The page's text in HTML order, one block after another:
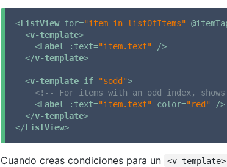
<ListView for="item in listOfItems" @
<v-template>
<Label :text="item.text"
/>
</v-template>
<v-template if="$odd">
<!-- For items with an odd index,
<Label :text="item.text" color="red"
/>
</v-template>
</ListView>
Cuando creas condiciones para un <v-template>